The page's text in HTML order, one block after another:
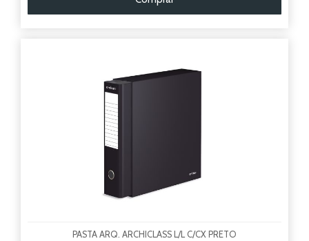
PASTA ARQ. ARCHICLASS L/L C/CX PRETO